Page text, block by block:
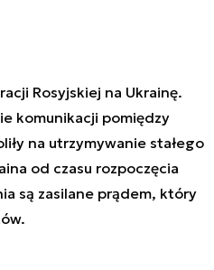
Rosyjskiej na Ukrainę.
komunikacji pomiędzy
na utrzymywanie stałego
od czasu rozpoczęcia
są zasilane prądem, który